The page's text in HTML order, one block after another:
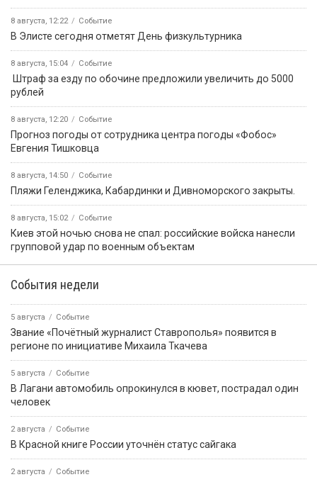
8 августа, 12:22 Событие
В Элисте сегодня отметят День физкультурника
8 августа, 15:04 Событие
️ Штраф за езду по обочине предложили увеличить до 5000
рублей
8 августа, 12:20 Событие
Прогноз погоды от сотрудника центра погоды «Фобос»
Евгения Тишковца
8 августа, 14:50 Событие
️Пляжи Геленджика, Кабардинки и Дивноморского закрыты.
8 августа, 15:02 Событие
Киев этой ночью снова не спал: российские войска нанесли
групповой удар по военным объектам
События недели
5 августа Событие
Звание «Почётный журналист Ставрополья» появится в
регионе по инициативе Михаила Ткачева
5 августа Событие
В Лагани автомобиль опрокинулся в кювет, пострадал один
человек
2 августа Событие
В Красной книге России уточнён статус сайгака
2 августа Событие